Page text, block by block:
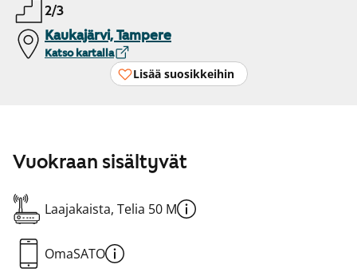
2/3
Kaukajärvi, Tampere
Katso kartalla
Lisää suosikkeihin
Vuokraan sisältyvät
Laajakaista, Telia 50 M
OmaSATO